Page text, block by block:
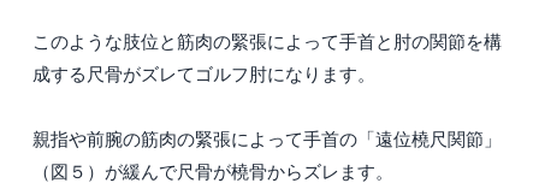
このような肢位と筋肉の緊張によって手首と肘の関節を構
成する尺骨がズレてゴルフ肘になります。
親指や前腕の筋肉の緊張によって手首の「遠位橈尺関節」
（図５）が緩んで尺骨が橈骨からズレます。